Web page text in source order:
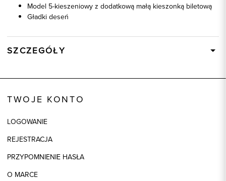
Model 5-kieszeniowy z dodatkową małą kieszonką biletową
Gładki deseń
SZCZEGÓŁY
Kolor
Skład tkaniny
TWOJE KONTO
LOGOWANIE
REJESTRACJA
PRZYPOMNIENIE HASŁA
O MARCE